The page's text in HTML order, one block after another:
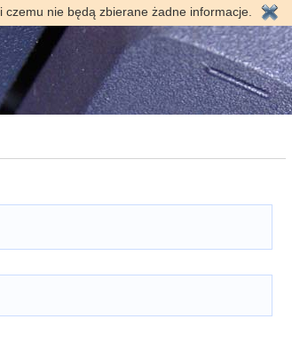
nie będą zbierane żadne informacje.